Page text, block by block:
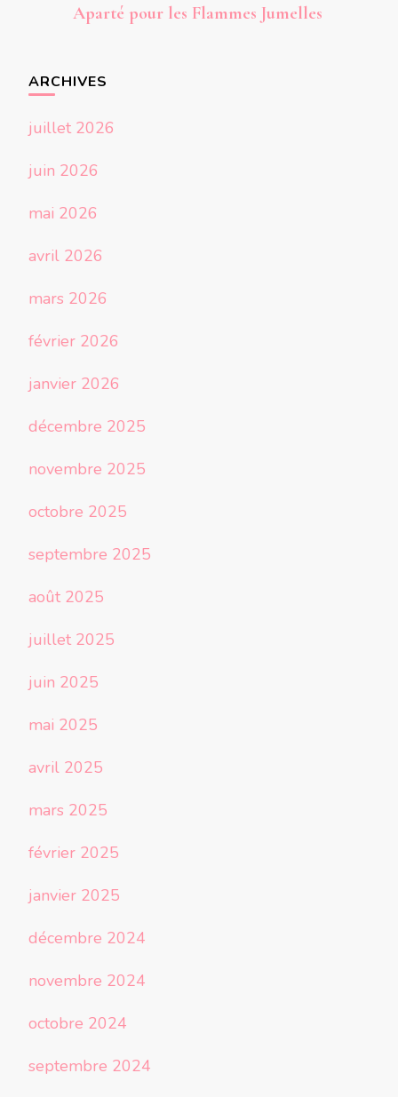
Aparté pour les Flammes Jumelles
ARCHIVES
juillet 2026
juin 2026
mai 2026
avril 2026
mars 2026
février 2026
janvier 2026
décembre 2025
novembre 2025
octobre 2025
septembre 2025
août 2025
juillet 2025
juin 2025
mai 2025
avril 2025
mars 2025
février 2025
janvier 2025
décembre 2024
novembre 2024
octobre 2024
septembre 2024